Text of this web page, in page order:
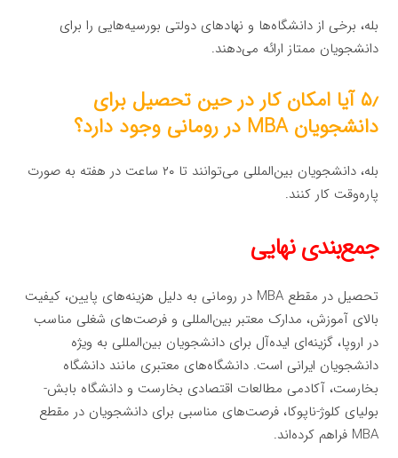
بله، برخی از دانشگاه‌ها و نهادهای دولتی بورسیه‌هایی را برای
دانشجویان ممتاز ارائه می‌دهند.
۵٫ آیا امکان کار در حین تحصیل برای
دانشجویان MBA در رومانی وجود دارد؟
بله، دانشجویان بین‌المللی می‌توانند تا ۲۰ ساعت در هفته به صورت
پاره‌وقت کار کنند.
جمع‌بندی نهایی
تحصیل در مقطع MBA در رومانی به دلیل هزینه‌های پایین، کیفیت
بالای آموزش، مدارک معتبر بین‌المللی و فرصت‌های شغلی مناسب
در اروپا، گزینه‌ای ایده‌آل برای دانشجویان بین‌المللی به ویژه
دانشجویان ایرانی است. دانشگاه‌های معتبری مانند دانشگاه
بخارست، آکادمی مطالعات اقتصادی بخارست و دانشگاه بابش-
بولیای کلوژ-ناپوکا، فرصت‌های مناسبی برای دانشجویان در مقطع
MBA فراهم کرده‌اند.